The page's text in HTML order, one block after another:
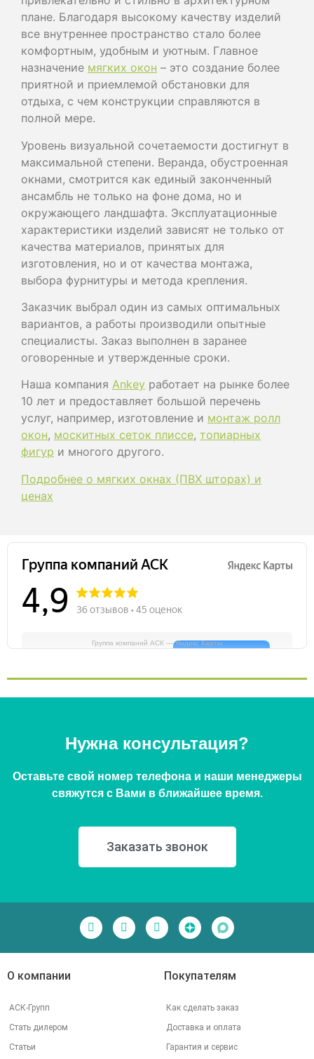
плане. Благодаря высокому качеству изделий
все внутреннее пространство стало более
комфортным, удобным и уютным. Главное
назначение мягких окон – это создание более
приятной и приемлемой обстановки для
отдыха, с чем конструкции справляются в
полной мере.
Уровень визуальной сочетаемости достигнут в
максимальной степени. Веранда, обустроенная
окнами, смотрится как единый законченный
ансамбль не только на фоне дома, но и
окружающего ландшафта. Эксплуатационные
характеристики изделий зависят не только от
качества материалов, принятых для
изготовления, но и от качества монтажа,
выбора фурнитуры и метода крепления.
Заказчик выбрал один из самых оптимальных
вариантов, а работы производили опытные
специалисты. Заказ выполнен в заранее
оговоренные и утвержденные сроки.
Наша компания Ankey работает на рынке более
10 лет и предоставляет большой перечень
услуг, например, изготовление и монтаж ролл
окон, москитных сеток плиссе, топиарных
фигур и многого другого.
Подробнее о мягких окнах (ПВХ шторах) и
ценах
Группа компаний АСК — Яндекс Карты
Нужна консультация?
Оставьте свой номер телефона и наши менеджеры
свяжутся с Вами в ближайшее время.
Заказать звонок
О компании
АСК-Групп
Стать дилером
Статьи
Покупателям
Как сделать заказ
Доставка и оплата
Гарантия и сервис